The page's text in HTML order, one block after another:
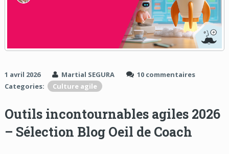
1 avril 2026 Martial SEGURA
10 commentaires
Categories:
Culture agile
Outils incontournables agiles 2026
– Sélection Blog Oeil de Coach